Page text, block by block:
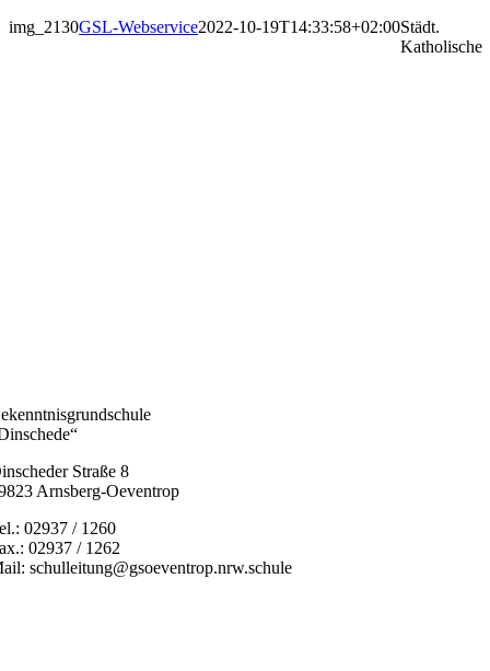
img_2130GSL-Webservice2022-10-19T14:33:58+02:00Städt.
Katholische
Straße 8
Arnsberg-Oeventrop
02937 / 1260
02937 / 1262
schulleitung@gsoeventrop.nrw.schule